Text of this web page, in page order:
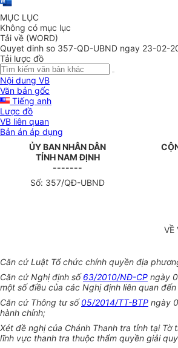
MỤC LỤC
Không có mục lục
Tải về (WORD)
Quyet dinh so 357-QD-UBND ngay 23-02-
Tải lược đồ
Nội dung VB
Văn bản gốc
Tiếng anh
Lược đồ
VB liên quan
Bản án áp dụng
ỦY BAN NHÂN DÂN
TỈNH NAM ĐỊNH
-------
Số: 357/QĐ-UBND
VỀ
Căn cứ Luật Tổ chức chính quyền địa
Căn cứ Nghị định số63/2010/NĐ-CP ngày
một số điều của các Nghị định liên quan
Căn cứ Thông tư số05/2014/TT-BTP ngày
hành chính;
Xét đề nghị của Chánh Thanh tra tỉnh tại Tờ
lĩnh vực thanh tra thuộc thẩm quyền giải